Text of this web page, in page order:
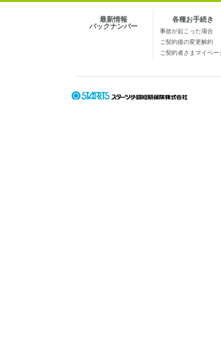
最新情報
バックナンバー
各種お手続き
事故が起こった場合
ご契約後の変更解約
ご契約者さまマイペー